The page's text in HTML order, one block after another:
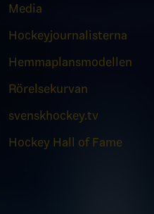
Media
Hockeyjournalisterna
Hemmaplansmodellen
Rörelsekurvan
svenskhockey.tv
Hockey Hall of Fame